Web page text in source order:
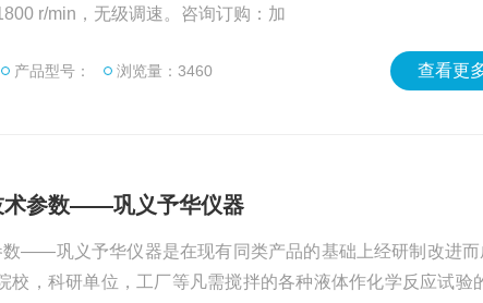
r/min，无级调速。咨询订购：加
产品型号： 浏览量：3460 查看更
术参数——巩义予华仪器
数——巩义予华仪器是在现有同类产品的基础上经研制改进而
校，科研单位，工厂等凡需搅拌的各种液体作化学反应试验